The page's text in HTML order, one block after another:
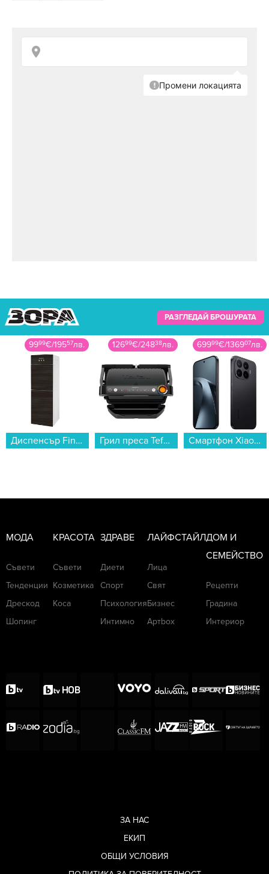
РАЗГЛЕДАЙ БРОШУРАТА
12699€/24838лв.
Грил преса Tefal GC717810 OptiGrill+...
69999€/136907лв.
Смартфон Xiaomi 17T 256/12 BLACK MZB0NOCEU , 12 GB, 256 GB...
133900€/261886лв.
Таблет Apple iPad Pro 11" Cell 256GB Silver me2p4 , 12 GB, 256 GB...
МОДА
Съвети
Тенденции
Дрескод
Шопинг
КРАСОТА
Съвети
Козметика
Коса
ЗДРАВЕ
Диети
Спорт
Психология
Интимно
ЛАЙФСТАЙЛ
Лица
Свят
Бизнес
Артbox
ДОМ И
СЕМЕЙСТВО
Рецепти
Градина
Интериор
ЗА НАС
ЕКИП
ОБЩИ УСЛОВИЯ